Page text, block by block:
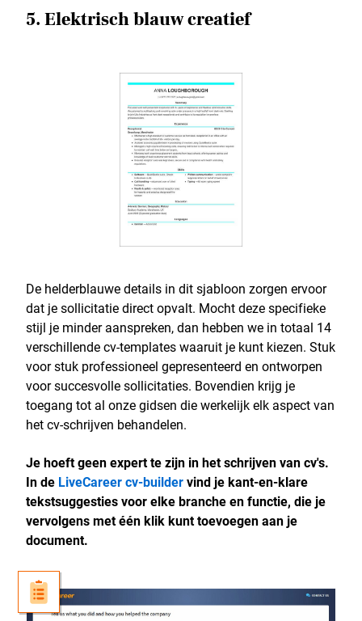
5. Elektrisch blauw creatief
De helderblauwe details in dit sjabloon zorgen ervoor
dat je sollicitatie direct opvalt. Mocht deze specifieke
stijl je minder aanspreken, dan hebben we in totaal 14
verschillende cv-templates waaruit je kunt kiezen. Stuk
voor stuk professioneel gepresenteerd en ontworpen
voor succesvolle sollicitaties. Bovendien krijg je
toegang tot al onze gidsen die werkelijk elk aspect van
het cv-schrijven behandelen.
Je hoeft geen expert te zijn in het schrijven van cv's.
In de LiveCareer cv-buildervind je kant-en-klare
tekstsuggesties voor elke branche en functie, die je
vervolgens met één klik kunt toevoegen aan je
document.